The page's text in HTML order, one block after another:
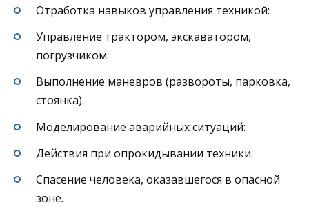
Отработка навыков управления техникой:
Управление трактором, экскаватором,
погрузчиком.
Выполнение маневров (развороты, парковка,
стоянка).
Моделирование аварийных ситуаций:
Действия при опрокидывании техники.
Спасение человека, оказавшегося в опасной
зоне.